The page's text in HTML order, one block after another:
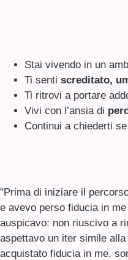
Stai vivendo in un
Ti senti screditato,
Ti ritrovi a portare
Vivi con l’ansia di
Continui a chiederti
"Prima di iniziare il
e avevo perso fiducia in
auspicavo: non riuscivo a
aspettavo un iter simile
acquistato fiducia in me,